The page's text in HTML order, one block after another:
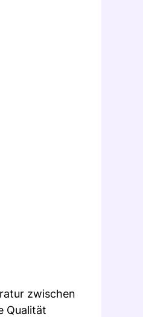
zwischen
Qualität